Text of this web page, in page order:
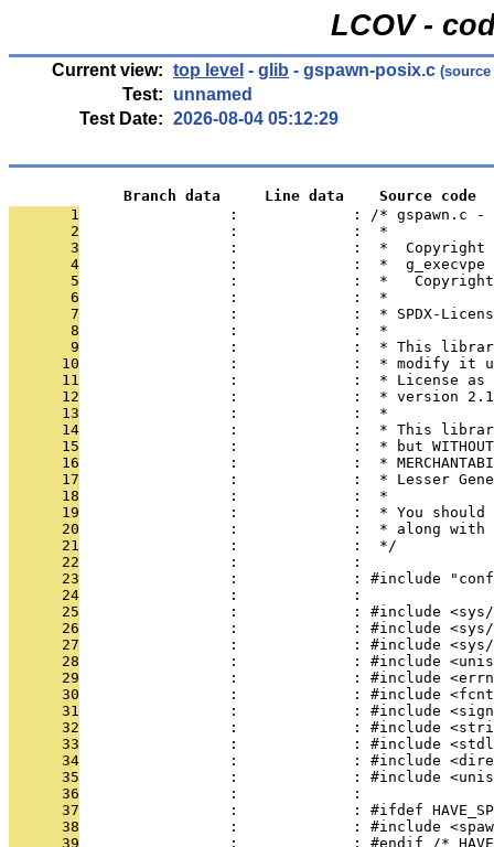
LCOV -
Current view: top level - glib - gspawn-posix.c
Test:
unnamed
Test Date: 2026-08-04 05:12:29
             Branch data     Line data    Source code
       1
:             : /* gspawn.c -
       2
                 :             :  *
       3
:             :  *  Copyright
       4
:             :  *
       5
:             :  *
       6
                 :             :  *
       7
:             :  * SPDX-
       8
                 :             :  *
       9
:             :  * This
      10
:             :  * modify it
      11
:             :  * License
      12
:             :  * version
      13
                 :             :  *
      14
:             :  * This
      15
:             :  * but
      16
:             :  *
      17
:             :  * Lesser
      18
                 :             :  *
      19
:             :  * You
      20
:             :  * along
      21
                 :             :  */
      22
                 :             :
      23
:             : #include
      24
                 :             :
      25
:             : #include
      26
:             : #include
      27
:             : #include
      28
:             : #include
      29
:             : #include
      30
:             : #include
      31
:             : #include
      32
:             : #include
      33
:             : #include
      34
:             : #include
      35
:             : #include
      36
                 :             :
      37
:             : #ifdef
      38
:             : #include
      39
:             : #endif /*